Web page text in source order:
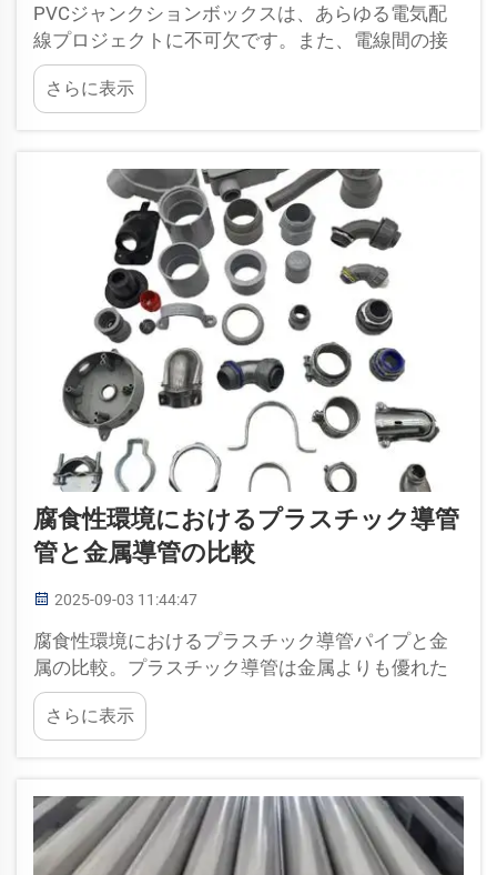
PVCジャンクションボックスは、あらゆる電気配
線プロジェクトに不可欠です。また、電線間の接
続を保護し、安全な環境に保ちます。PVCジャン
クションボックスには、主にシングルギャングボ
ックスとマルチギャングボックスの2種類がありま
さらに表示
腐食性環境におけるプラスチック導管
管と金属導管の比較
2025-09-03 11:44:47
腐食性環境におけるプラスチック導管パイプと金
属の比較。プラスチック導管は金属よりも優れた
保護を提供します。導管パイプの導管。導管パイ
プは、絶縁体を保護するためにプラスチック材料
で作られたパイプの一種です…
さらに表示